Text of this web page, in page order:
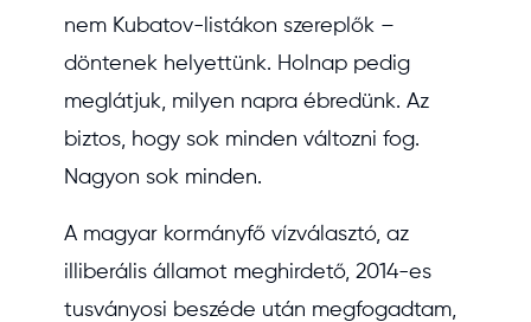
nem Kubatov-listákon szereplők –
döntenek helyettünk. Holnap pedig
meglátjuk, milyen napra ébredünk. Az
biztos, hogy sok minden változni fog.
Nagyon sok minden.
A magyar kormányfő vízválasztó, az
illiberális államot meghirdető, 2014-es
tusványosi beszéde után megfogadtam,